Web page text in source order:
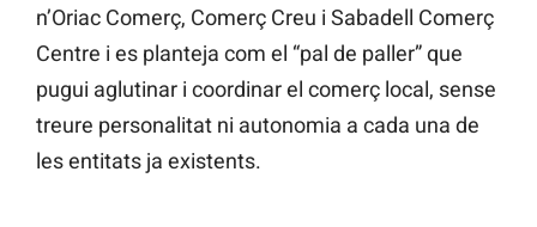
n’Oriac Comerç, Comerç Creu i Sabadell Comerç
Centre i es planteja com el “pal de paller” que
pugui aglutinar i coordinar el comerç local, sense
treure personalitat ni autonomia a cada una de
les entitats ja existents.